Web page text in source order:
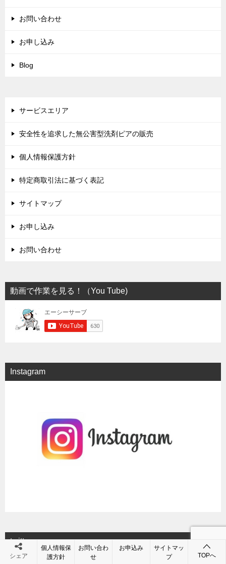
お問い合わせ
お申し込み
Blog
サービスエリア
安全性を追求した無公害型洗剤ピアの販売
個人情報保護方針
特定商取引法に基づく表記
サイトマップ
お申し込み
お問い合わせ
動画で作業を見る！（You Tube)
Instagram
twitter
シェア
個人情報保
護方針
お問い合わ
せ
お申込み
サイトマッ
プ
TOPへ